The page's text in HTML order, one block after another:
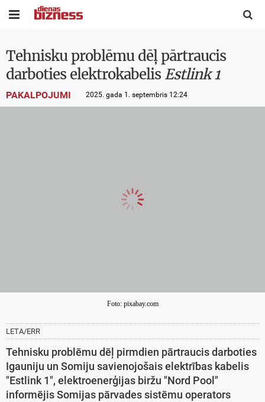
 
Tehnisku problēmu dēļ pārtraucis
darboties elektrokabelis Estlink 1
PAKALPOJUMI 2025. gada 1. septembris 12:24
Foto: pixabay.com
LETA/ERR
Tehnisku problēmu dēļ pirmdien pārtraucis darboties
Igauniju un Somiju savienojošais elektrības kabelis
"Estlink 1", elektroenerģijas biržu "Nord Pool"
informējis Somijas pārvades sistēmu operators